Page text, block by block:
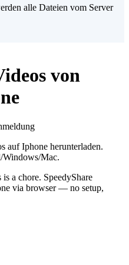
alle Dateien vom Server
von
auf Iphone herunterladen.
Mac.
a chore. SpeedyShare
via browser — no setup,